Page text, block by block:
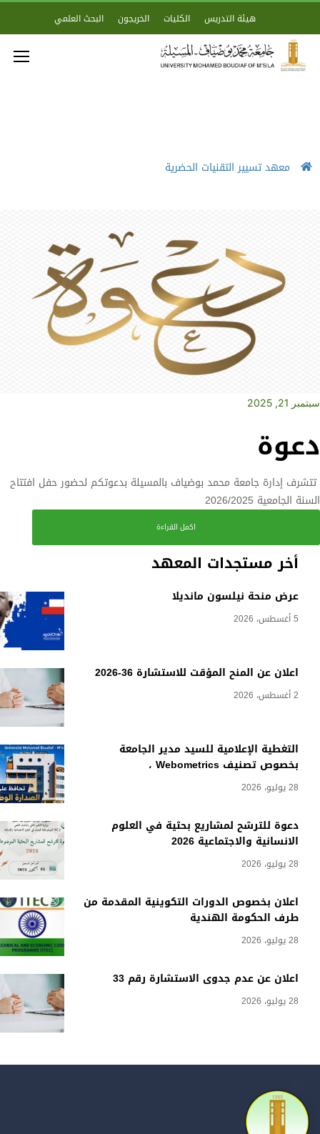
هيئة التدريس الكليات الخريجون البحث العلمي
معهد تسيير التقنيات الحضرية
أخر مستجدات المعهد
عرض منحة نيلسون مانديلا
5 أغسطس، 2026
اعلان عن المنح المؤقت للاستشارة 36-2026
2 أغسطس، 2026
التغطية الإعلامية للسيد مدير الجامعة
بخصوص تصنيف Webometrics ،
28 يوليو، 2026
دعوة للترشح لمشاريع بحثية في العلوم
الانسانية والاجتماعية 2026
28 يوليو، 2026
اعلان بخصوص الدورات التكوينية المقدمة من
طرف الحكومة الهندية
28 يوليو، 2026
اعلان عن عدم جدوى الاستشارة رقم 33
28 يوليو، 2026
سبتمبر 21, 2025
دعوة
تتشرف إدارة جامعة محمد بوضياف بالمسيلة بدعوتكم لحضور حفل افتتاح
السنة الجامعية 2026/2025
اكمل القراءة